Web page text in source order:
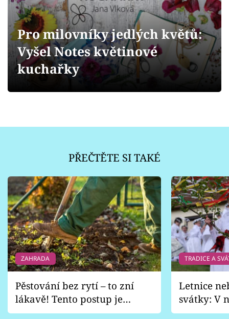
Přihlášení
Sledujte nás
Pro milovníky jedlých květů:
Vyšel Notes květinové
kuchařky
PŘEČTĚTE SI TAKÉ
ZAHRADA
Pěstování bez rytí – to zní
lákavě! Tento postup je
vhodný jen pro některé
TRADICE A
Letnice
svátky: V
pondělí